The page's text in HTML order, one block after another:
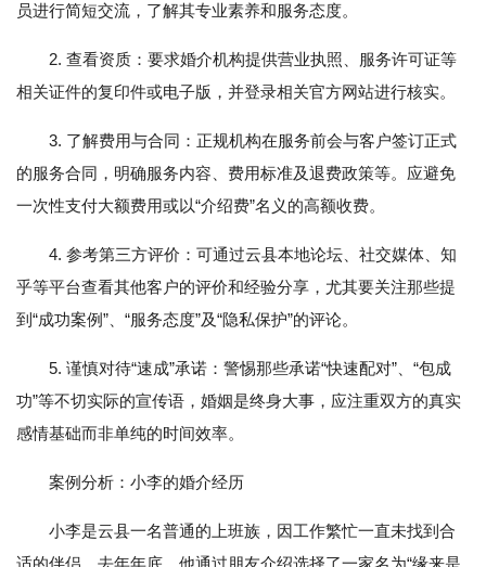
员进行简短交流，了解其专业素养和服务态度。
2. 查看资质：要求婚介机构提供营业执照、服务许可证等
相关证件的复印件或电子版，并登录相关官方网站进行核实。
3. 了解费用与合同：正规机构在服务前会与客户签订正式
的服务合同，明确服务内容、费用标准及退费政策等。应避免
一次性支付大额费用或以“介绍费”名义的高额收费。
4. 参考第三方评价：可通过云县本地论坛、社交媒体、知
乎等平台查看其他客户的评价和经验分享，尤其要关注那些提
到“成功案例”、“服务态度”及“隐私保护”的评论。
5. 谨慎对待“速成”承诺：警惕那些承诺“快速配对”、“包成
功”等不切实际的宣传语，婚姻是终身大事，应注重双方的真实
感情基础而非单纯的时间效率。
案例分析：小李的婚介经历
小李是云县一名普通的上班族，因工作繁忙一直未找到合
适的伴侣。去年年底，他通过朋友介绍选择了一家名为“缘来是